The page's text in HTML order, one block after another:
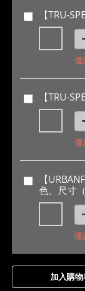
【TRU-
優
【TRU-
優
【
色、尺寸
優
加入購